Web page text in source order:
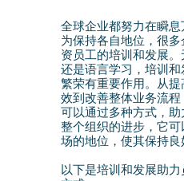
全球企业都努力在瞬息
为保持各自地位，很
资员工的培训和发展
还是语言学习，培训
繁荣有重要作用。从
效到改善整体业务流
可以通过多种方式，
整个组织的进步，它
场的地位，使其保持良
以下是培训和发展助